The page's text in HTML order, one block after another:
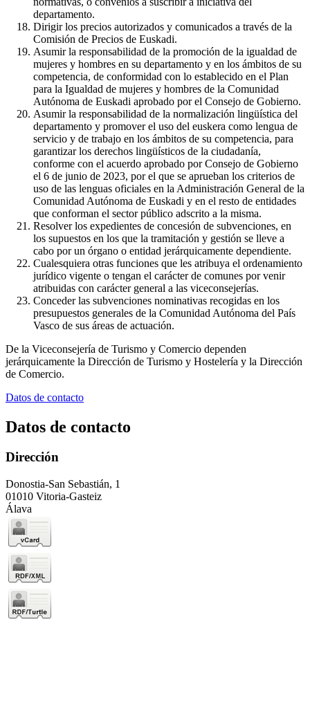
departamento.
Dirigir los precios autorizados y comunicados a través de la
Comisión de Precios de Euskadi.
Asumir la responsabilidad de la promoción de la igualdad de
mujeres y hombres en su departamento y en los ámbitos de su
competencia, de conformidad con lo establecido en el Plan
para la Igualdad de mujeres y hombres de la Comunidad
Autónoma de Euskadi aprobado por el Consejo de Gobierno.
Asumir la responsabilidad de la normalización lingüística del
departamento y promover el uso del euskera como lengua de
servicio y de trabajo en los ámbitos de su competencia, para
garantizar los derechos lingüísticos de la ciudadanía,
conforme con el acuerdo aprobado por Consejo de Gobierno
el 6 de junio de 2023, por el que se aprueban los criterios de
uso de las lenguas oficiales en la Administración General de la
Comunidad Autónoma de Euskadi y en el resto de entidades
que conforman el sector público adscrito a la misma.
Resolver los expedientes de concesión de subvenciones, en
los supuestos en los que la tramitación y gestión se lleve a
cabo por un órgano o entidad jerárquicamente dependiente.
Cualesquiera otras funciones que les atribuya el ordenamiento
jurídico vigente o tengan el carácter de comunes por venir
atribuidas con carácter general a las viceconsejerías.
Conceder las subvenciones nominativas recogidas en los
presupuestos generales de la Comunidad Autónoma del País
Vasco de sus áreas de actuación.
De la Viceconsejería de Turismo y Comercio dependen
jerárquicamente la Dirección de Turismo y Hostelería y la Dirección
de Comercio.
Datos de contacto
Datos de contacto
Dirección
Donostia-San Sebastián, 1
01010 Vitoria-Gasteiz
Álava